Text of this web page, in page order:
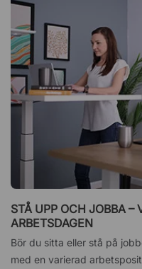
STÅ UPP OCH JOBBA –
ARBETSDAGEN
Bör du sitta eller stå på
med en varierad